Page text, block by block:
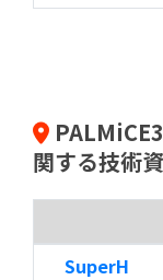
関する技術
SuperH